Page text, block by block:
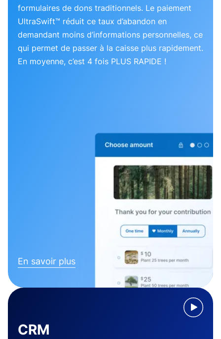
formulaires de dons traditionnels. Le paiement
UltraSwift™ réduit ce taux d’abandon en
demandant moins d’informations personnelles, ce
qui permet de passer à la caisse plus rapidement.
En moyenne, c’est 4 fois PLUS RAPIDE !
En savoir plus
CRM